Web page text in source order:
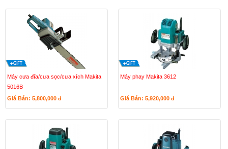
Máy cưa đĩa/cưa sọc/cưa xích Makita
5016B
Giá Bán: 5,800,000 đ
Máy phay Makita 3612
Giá Bán: 5,920,000 đ